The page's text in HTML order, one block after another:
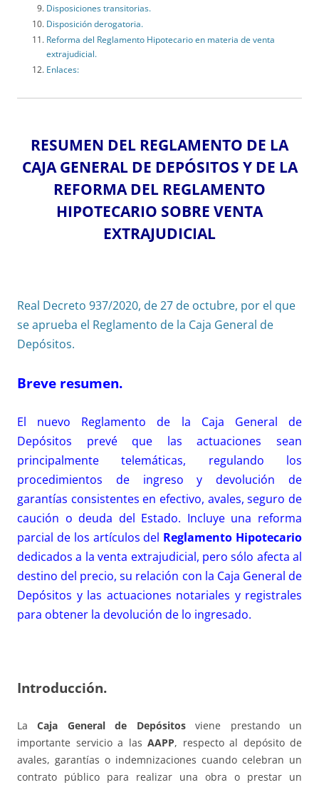
Disposiciones transitorias.
Disposición derogatoria.
Reforma del Reglamento Hipotecario en materia de venta
extrajudicial.
Enlaces:
RESUMEN DEL REGLAMENTO DE LA
CAJA GENERAL DE DEPÓSITOS Y DE LA
REFORMA DEL REGLAMENTO
HIPOTECARIO SOBRE VENTA
EXTRAJUDICIAL
Real Decreto 937/2020, de 27 de octubre, por el que
se aprueba el Reglamento de la Caja General de
Depósitos.
Breve resumen.
El nuevo Reglamento de la Caja General de
Depósitos prevé que las actuaciones sean
principalmente telemáticas, regulando los
procedimientos de ingreso y devolución de
garantías consistentes en efectivo, avales, seguro de
caución o deuda del Estado. Incluye una reforma
parcial de los artículos del Reglamento Hipotecario
dedicados a la venta extrajudicial, pero sólo afecta al
destino del precio, su relación con la Caja General de
Depósitos y las actuaciones notariales y registrales
para obtener la devolución de lo ingresado.
Introducción.
LaCaja General de Depósitosviene prestando un
importante servicio a las AAPP, respecto al depósito de
avales, garantías o indemnizaciones cuando celebran un
contrato público para realizar una obra o prestar un